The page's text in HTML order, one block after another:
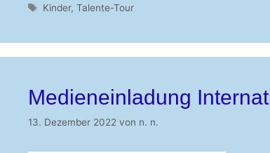
Schlagwörter
Kinder,Talente-Tour
Medieneinladung
13. Dezember 2022 von n. n.